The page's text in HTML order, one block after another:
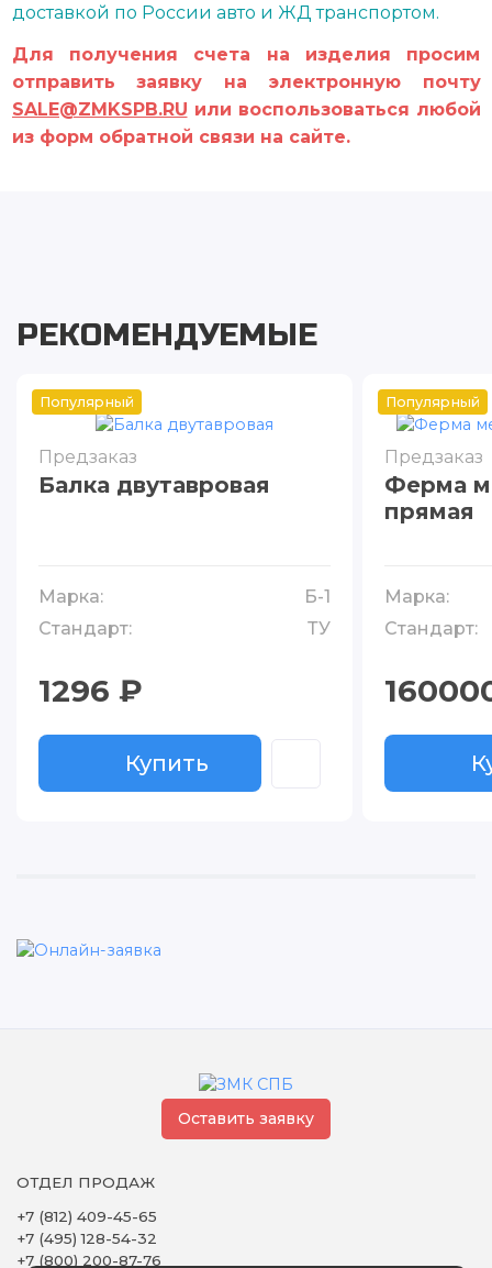
доставкой по России авто и ЖД транспортом.
Для получения счета на изделия просим
отправить заявку на электронную почту
SALE@ZMKSPB.RU или воспользоваться любой
из форм обратной связи на сайте.
РЕКОМЕНДУЕМЫЕ
Популярный
Предзаказ
Балка двутавровая
Марка:
Б-1
Стандарт:
ТУ
1296 ₽
Купить
Популярный
Предзаказ
Ферма
прямая
Марка:
Стандарт:
Оставить заявку
ОТДЕЛ ПРОДАЖ
+7 (812) 409-45-65
+7 (495) 128-54-32
+7 (800) 200-87-76